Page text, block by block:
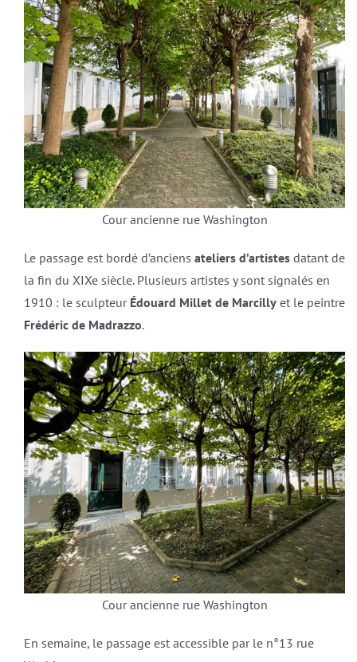
Cour ancienne rue Washington
Le passage est bordé d’anciens ateliers d’artistesdatant de
la fin du XIXe siècle. Plusieurs artistes y sont signalés en
1910 : le sculpteur Édouard Millet de Marcillyet le peintre
Frédéric de Madrazzo.
Cour ancienne rue Washington
En semaine, le passage est accessible par le n°13 rue